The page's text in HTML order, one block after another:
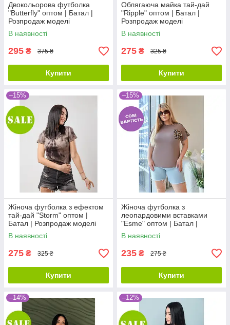
Двокольорова футболка
"Butterfly" оптом | Батал |
Розпродаж моделі
В наявності
295 ₴ 375 ₴
Купити
Облягаюча майка тай-дай
"Ripple" оптом | Батал |
Розпродаж моделі
В наявності
275 ₴ 325 ₴
Купити
–15%
Жіноча футболка з ефектом
тай-дай "Storm" оптом |
Батал | Розпродаж моделі
В наявності
275 ₴ 325 ₴
Купити
–15%
Жіноча футболка з
леопардовими вставками
"Esme" оптом | Батал |
Розпродаж моделі
В наявності
235 ₴ 275 ₴
Купити
–14% –12%